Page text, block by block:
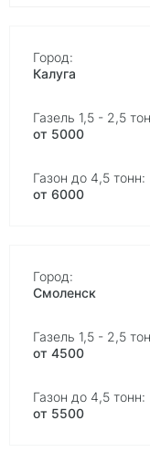
Калуга
от 5000
от 6000
Смоленск
от 4500
от 5500